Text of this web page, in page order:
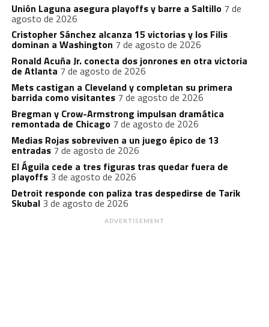
Unión Laguna asegura playoffs y barre a Saltillo 7 de
agosto de 2026
Cristopher Sánchez alcanza 15 victorias y los Filis
dominan a Washington 7 de agosto de 2026
Ronald Acuña Jr. conecta dos jonrones en otra victoria
de Atlanta 7 de agosto de 2026
Mets castigan a Cleveland y completan su primera
barrida como visitantes 7 de agosto de 2026
Bregman y Crow-Armstrong impulsan dramática
remontada de Chicago 7 de agosto de 2026
Medias Rojas sobreviven a un juego épico de 13
entradas 7 de agosto de 2026
El Águila cede a tres figuras tras quedar fuera de
playoffs 3 de agosto de 2026
Detroit responde con paliza tras despedirse de Tarik
Skubal 3 de agosto de 2026
ADVERTISEMENT